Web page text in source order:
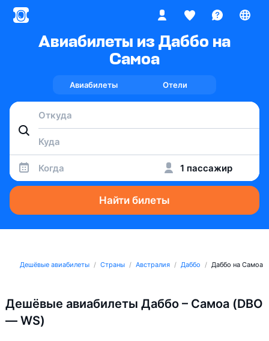
Авиабилеты из Даббо на
Самоа
Авиабилеты Отели
Когда 1 пассажир
Найти билеты
Дешёвые авиабилеты Страны Австралия Даббо Даббо на Самоа
Дешёвые авиабилеты Даббо – Самоа (DBO
— WS)